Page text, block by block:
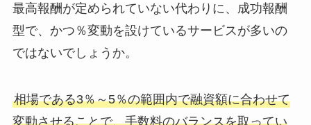
最高報酬が定められていない代わりに、成功報酬
型で、かつ％変動を設けているサービスが多いの
ではないでしょうか。
相場である3％～5％の範囲内で融資額に合わせて
変動させることで、手数料のバランスを取ってい